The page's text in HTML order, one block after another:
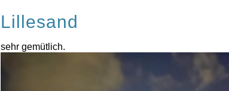
Lillesand
sehr gemütlich.